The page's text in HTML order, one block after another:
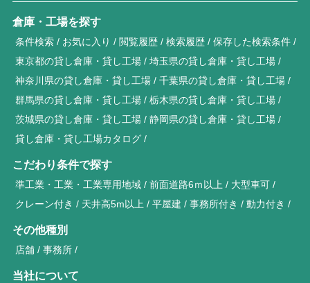
倉庫・工場を探す
条件検索 お気に入り 閲覧履歴 検索履歴
保存した検索条件
東京都の貸し倉庫・貸し工場
埼玉県の貸し倉庫・貸し工場
神奈川県の貸し倉庫・貸し工場
千葉県の貸し倉庫・貸し工場
群馬県の貸し倉庫・貸し工場
栃木県の貸し倉庫・貸し工場
茨城県の貸し倉庫・貸し工場
静岡県の貸し倉庫・貸し工場
貸し倉庫・貸し工場カタログ
こだわり条件で探す
準工業・工業・工業専用地域 前面道路6ｍ以上
大型車可
クレーン付き
天井高5m以上 平屋建 事務所付き 動力付き
その他種別
店舗 事務所
当社について